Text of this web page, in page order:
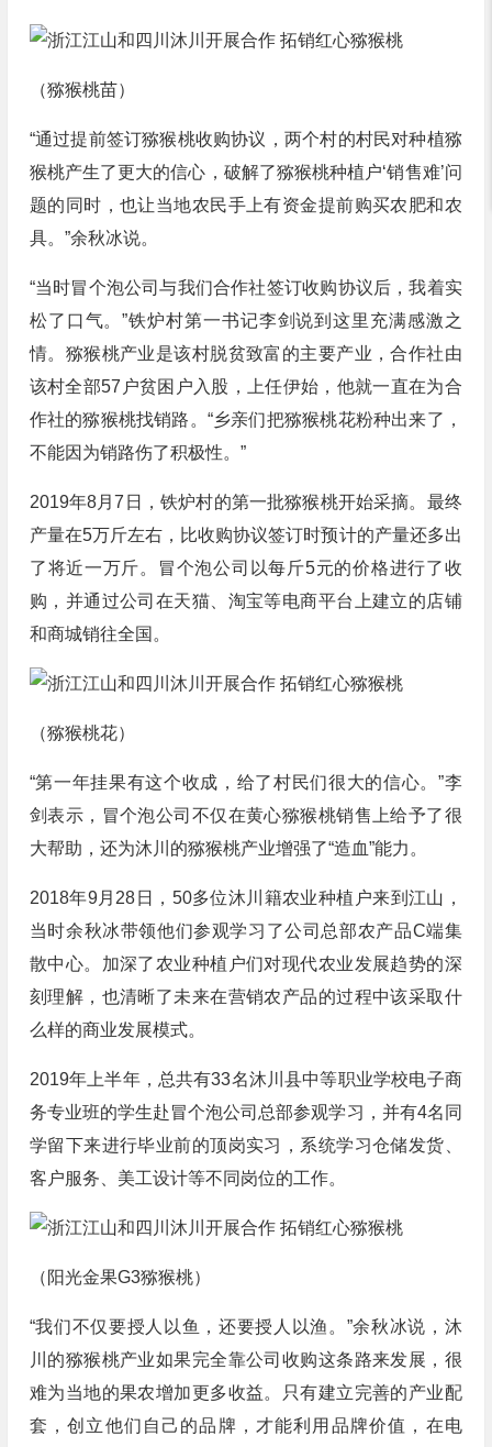
（猕猴桃苗）
“通过提前签订猕猴桃收购协议，两个村的村民对种植猕
猴桃产生了更大的信心，破解了猕猴桃种植户‘销售难’问
题的同时，也让当地农民手上有资金提前购买农肥和农
具。”余秋冰说。
“当时冒个泡公司与我们合作社签订收购协议后，我着实
松了口气。”铁炉村第一书记李剑说到这里充满感激之
情。猕猴桃产业是该村脱贫致富的主要产业，合作社由
该村全部57户贫困户入股，上任伊始，他就一直在为合
作社的猕猴桃找销路。“乡亲们把猕猴桃花粉种出来了，
不能因为销路伤了积极性。”
2019年8月7日，铁炉村的第一批猕猴桃开始采摘。最终
产量在5万斤左右，比收购协议签订时预计的产量还多出
了将近一万斤。冒个泡公司以每斤5元的价格进行了收
购，并通过公司在天猫、淘宝等电商平台上建立的店铺
和商城销往全国。
（猕猴桃花）
“第一年挂果有这个收成，给了村民们很大的信心。”李
剑表示，冒个泡公司不仅在黄心猕猴桃销售上给予了很
大帮助，还为沐川的猕猴桃产业增强了“造血”能力。
2018年9月28日，50多位沐川籍农业种植户来到江山，
当时余秋冰带领他们参观学习了公司总部农产品C端集
散中心。加深了农业种植户们对现代农业发展趋势的深
刻理解，也清晰了未来在营销农产品的过程中该采取什
么样的商业发展模式。
2019年上半年，总共有33名沐川县中等职业学校电子商
务专业班的学生赴冒个泡公司总部参观学习，并有4名同
学留下来进行毕业前的顶岗实习，系统学习仓储发货、
客户服务、美工设计等不同岗位的工作。
（阳光金果G3猕猴桃）
“我们不仅要授人以鱼，还要授人以渔。”余秋冰说，沐
川的猕猴桃产业如果完全靠公司收购这条路来发展，很
难为当地的果农增加更多收益。只有建立完善的产业配
套，创立他们自己的品牌，才能利用品牌价值，在电